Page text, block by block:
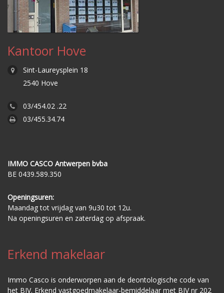
Kantoor Hove
Sint-Laureysplein 18
2540 Hove
03/454.02 .22
03/455.34.74
IMMO CASCO Antwerpen bvba
BE 0439.589.350
Openingsuren:
Maandag tot vrijdag van 9u30 tot 12u.
Na openingsuren en zaterdag op afspraak.
Erkend makelaar
Immo Casco is onderworpen aan de deontologische code van
het BIV. Erkend vastgoedmakelaar-bemiddelaar met BIV nr 202